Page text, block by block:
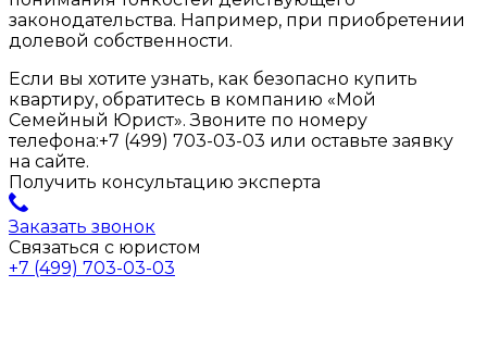
законодательства. Например, при приобретении
долевой собственности.
Если вы хотите узнать, как безопасно купить
квартиру, обратитесь в компанию «Мой
Семейный Юрист». Звоните по номеру
телефона:+7 (499) 703-03-03 или оставьте заявку
на сайте.
Получить консультацию эксперта
Заказать звонок
Связаться с юристом
+7 (499) 703-03-03